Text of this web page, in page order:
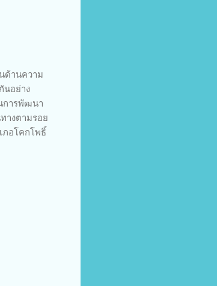
ด้านความ
นอย่าง
การพัฒนา
างตามรอย
ภอโคกโพธิ์